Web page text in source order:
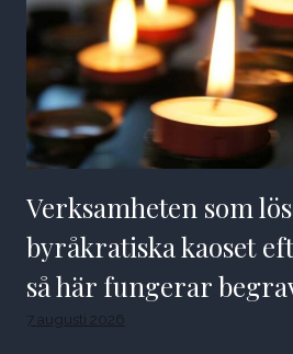
Verksamheten som
byråkratiska kaoset
så här fungerar
7 augusti 2026